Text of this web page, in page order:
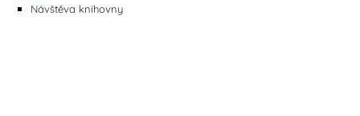
Návštěva knihovny